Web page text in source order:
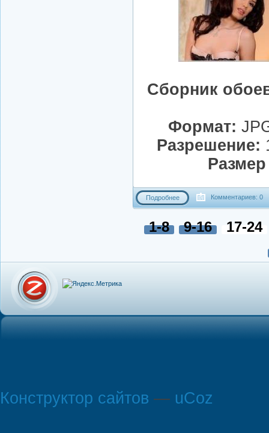
Сборник
Формат:
Разрешение:
Подробнее Комментариев: 0
1-8 9-16 17-24
Конструктор сайтов — uCoz